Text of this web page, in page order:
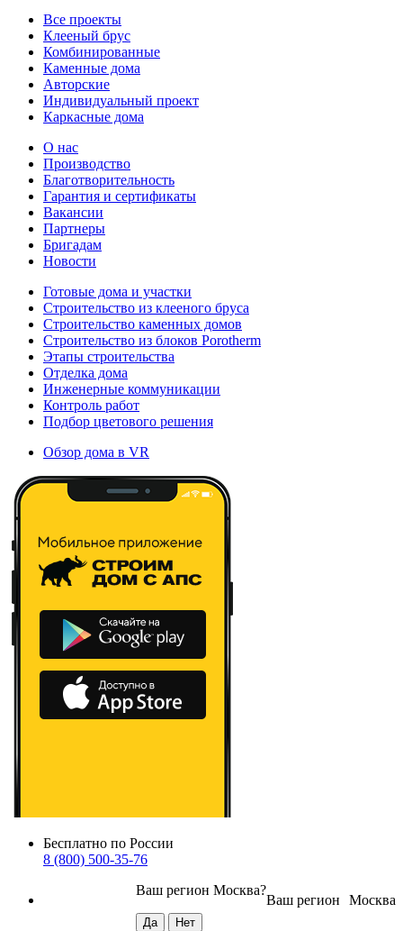
Все проекты
Клееный брус
Комбинированные
Каменные дома
Авторские
Индивидуальный проект
Каркасные дома
О нас
Производство
Благотворительность
Гарантия и сертификаты
Вакансии
Партнеры
Бригадам
Новости
Готовые дома и участки
Строительство из клееного бруса
Строительство каменных домов
Строительство из блоков Porotherm
Этапы строительства
Отделка дома
Инженерные коммуникации
Контроль работ
Подбор цветового решения
Обзор дома в VR
Бесплатно по России
8 (800) 500-35-76
Москва
Ваш регион
Ваш регион Москва?